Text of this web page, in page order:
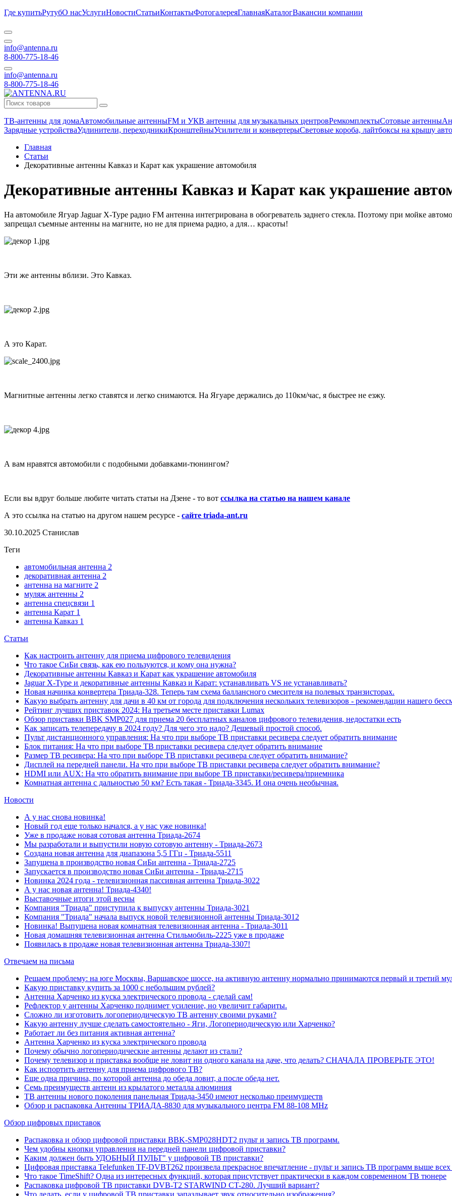
Где купитьРутубО насУслугиНовостиСтатьиКонтактыФотогалереяГлавнаяКаталогВакансии компании
info@antenna.ru
8-800-775-18-46
info@antenna.ru
8-800-775-18-46
ТВ-антенны для домаАвтомобильные антенныFM и УКВ антенны для музыкальных центровРемкомплектыСотовые антенны
Зарядные устройстваУдлинители, переходникиКронштейныУсилители и конвертерыСветовые короба, лайтбоксы на крышу
Главная
Статьи
Декоративные антенны Кавказ и Карат как украшение автомобиля
Декоративные антенны Кавказ и Карат как украшение
На автомобиле Ягуар Jaguar X-Type радио FM антенна интегрирована в обогреватель заднего стекла. Поэтому при мойке
запрещал съемные антенны на магните, но не для приема радио, а для… красоты!
Эти же антенны вблизи. Это Кавказ.
А это Карат.
Магнитные антенны легко ставятся и легко снимаются. На Ягуаре держались до 110км/час, я быстрее не езжу.
А вам нравятся автомобили с подобными добавками-тюнингом?
Если вы вдруг больше любите читать статьи на Дзене - то вот ссылка на статью на нашем канале
А это ссылка на статью на другом нашем ресурсе - сайте triada-ant.ru
30.10.2025 Станислав
Теги
автомобильная антенна 2
декоративная антенна 2
антенна на магните 2
муляж антенны 2
антенна спецсвязи 1
антенна Карат 1
антенна Кавказ 1
Статьи
Как настроить антенну для приема цифрового телевидения
Что такое СиБи связь, как ею пользуются, и кому она нужна?
Декоративные антенны Кавказ и Карат как украшение автомобиля
Jaguar X-Type и декоративные антенны Кавказ и Карат: устанавливать VS не устанавливать?
Новая начинка конвертера Триада-328. Теперь там схема баллансного смесителя на полевых транзисторах.
Какую выбрать антенну для дачи в 40 км от города для подключения нескольких телевизоров - рекомендации нашего
Рейтинг лучших приставок 2024: На третьем месте приставки Lumax
Обзор приставки BBK SMP027 для приема 20 бесплатных каналов цифрового телевидения, недостатки есть
Как записать телепередачу в 2024 году? Для чего это надо? Дешевый простой способ.
Пульт дистанционного управления: На что при выборе ТВ приставки ресивера следует обратить внимание
Блок питания: На что при выборе ТВ приставки ресивера следует обратить внимание
Размер ТВ ресивера: На что при выборе ТВ приставки ресивера следует обратить внимание?
Дисплей на передней панели. На что при выборе ТВ приставки ресивера следует обратить внимание?
HDMI или AUX: На что обратить внимание при выборе ТВ приставки/ресивера/приемника
Комнатная антенна с дальностью 50 км? Есть такая - Триада-3345. И она очень необычная.
Новости
А у нас снова новинка!
Новый год еще только начался, а у нас уже новинка!
Уже в продаже новая сотовая антенна Триада-2674
Мы разработали и выпустили новую сотовую антенну - Триада-2673
Создана новая антенна для диапазона 5,5 ГГц - Триада-5511
Запущена в производство новая СиБи антенна - Триада-2725
Запускается в производство новая СиБи антенна - Триада-2715
Новинка 2024 года - телевизионная пассивная антенна Триада-3022
А у нас новая антенна! Триада-4340!
Выставочные итоги этой весны
Компания "Триада" приступила к выпуску антенны Триада-3021
Компания "Триада" начала выпуск новой телевизионной антенны Триада-3012
Новинка! Выпущена новая комнатная телевизионная антенна - Триада-3011
Новая домашняя телевизионная антенна Стильмобиль-2225 уже в продаже
Появилась в продаже новая телевизионная антенна Триада-3307!
Отвечаем на письма
Решаем проблему: на юге Москвы, Варшавское шоссе, на активную антенну нормально принимаются первый и третий
Какую приставку купить за 1000 с небольшим рублей?
Антенна Харченко из куска электрического провода - сделай сам!
Рефлектор у антенны Харченко поднимет усиление, но увеличит габариты.
Сложно ли изготовить логопериодическую ТВ антенну своими руками?
Какую антенну лучше сделать самостоятельно - Яги, Логопериодическую или Харченко?
Работает ли без питания активная антенна?
Антенна Харченко из куска электрического провода
Почему обычно логопериодические антенны делают из стали?
Почему телевизор и приставка вообще не ловит ни одного канала на даче, что делать? СНАЧАЛА ПРОВЕРЬТЕ ЭТО!
Как испортить антенну для приема цифрового ТВ?
Еще одна причина, по которой антенна до обеда ловит, а после обеда нет.
Семь преимуществ антенн из крылатого металла алюминия
ТВ антенны нового поколения панельная Триада-3450 имеют несколько преимуществ
Обзор и распаковка Антенны ТРИАДА-8830 для музыкального центра FM 88-108 MHz
Обзор цифровых приставок
Распаковка и обзор цифровой приставки BBK-SMP028HDT2 пульт и запись ТВ программ.
Чем удобны кнопки управления на передней панели цифровой приставки?
Каким должен быть УДОБНЫЙ ПУЛЬТ" у цифровой ТВ приставки?
Цифровая приставка Telefunken TF-DVBT262 произвела прекрасное впечатление - пульт и запись ТВ программ выше
Что такое TimeShift? Одна из интересных функций, которая присутствует практически в каждом современном ТВ тюнере
Распаковка цифровой ТВ приставки DVB-T2 STARWIND CT-280. Лучший вариант?
Что делать, если у цифровой ТВ приставки запаздывает звук относительно изображения?